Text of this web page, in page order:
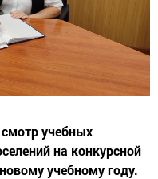
учебных
на конкурсной
учебному году.